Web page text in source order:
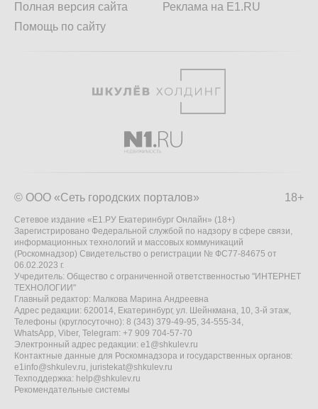
Полная версия сайта
Помощь по сайту
Реклама на E1.RU
18+
© ООО «Сеть городских порталов»
Сетевое издание «Е1.РУ Екатеринбург Онлайн» (18+)
Зарегистрировано Федеральной службой по надзору в сфере связи,
информационных технологий и массовых коммуникаций
(Роскомнадзор) Свидетельство о регистрации № ФС77-84675 от
06.02.2023 г.
Учредитель: Общество с ограниченной ответственностью "ИНТЕРНЕТ
ТЕХНОЛОГИИ"
Главный редактор: Малкова Марина Андреевна
Адрес редакции: 620014, Екатеринбург, ул. Шейнкмана, 10, 3-й этаж,
Телефоны (круглосуточно): 8 (343) 379-49-95, 34-555-34,
WhatsApp, Viber, Telegram: +7 909 704-57-70
Электронный адрес редакции: e1@shkulev.ru
Контактные данные для Роскомнадзора и государственных органов:
e1info@shkulev.ru, juristekat@shkulev.ru
Техподдержка: help@shkulev.ru
Рекомендательные системы